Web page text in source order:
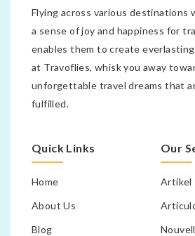
Flying across various destinations
a sense of joy and happiness for
enables them to create
at Travoflies, whisk you away
unforgettable travel dreams that
fulfilled.
Quick Links
Home
About Us
Blog
Our
Artikel